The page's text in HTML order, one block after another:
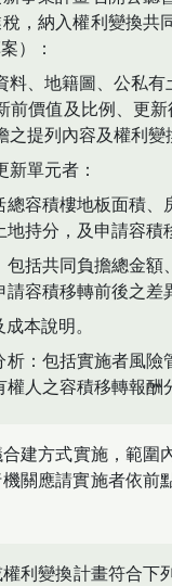
，納入權利變換共
）：
料、地籍圖、公私
前價值及比例、更
提列內容及權利變
新單元者：
總容積樓地板面積
持分，及申請容積
包括共同負擔總金
容積移轉前後之差
本說明。
析：包括實施者風
人之容積移轉報酬
建方式實施，範
關應請實施者依前
利變換計畫符合